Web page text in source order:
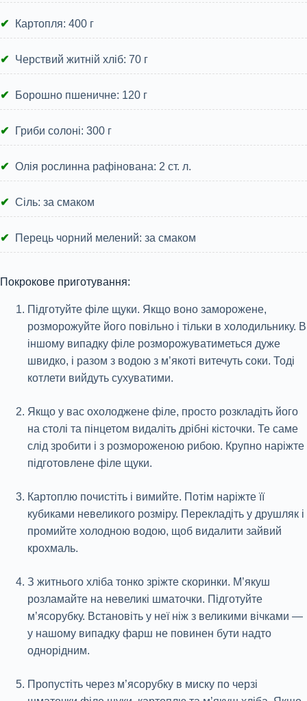
Картопля: 400 г
Черствий житній хліб: 70 г
Борошно пшеничне: 120 г
Гриби солоні: 300 г
Олія рослинна рафінована: 2 ст. л.
Сіль: за смаком
Перець чорний мелений: за смаком
Покрокове приготування:
Підготуйте філе щуки. Якщо воно заморожене,
розморожуйте його повільно і тільки в холодильнику. В
іншому випадку філе розморожуватиметься дуже
швидко, і разом з водою з м’якоті витечуть соки. Тоді
котлети вийдуть сухуватими.
Якщо у вас охолоджене філе, просто розкладіть його
на столі та пінцетом видаліть дрібні кісточки. Те саме
слід зробити і з розмороженою рибою. Крупно наріжте
підготовлене філе щуки.
Картоплю почистіть і вимийте. Потім наріжте її
кубиками невеликого розміру. Перекладіть у друшляк і
промийте холодною водою, щоб видалити зайвий
крохмаль.
З житнього хліба тонко зріжте скоринки. М’якуш
розламайте на невеликі шматочки. Підготуйте
м’ясорубку. Встановіть у неї ніж з великими вічками —
у нашому випадку фарш не повинен бути надто
однорідним.
Пропустіть через м’ясорубку в миску по черзі